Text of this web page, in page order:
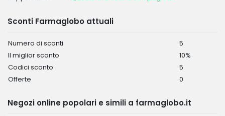
Sconti Farmaglobo attuali
Numero di sconti
5
Il miglior sconto
10%
Codici sconto
5
Offerte
0
Negozi online popolari e simili a farmaglobo.it